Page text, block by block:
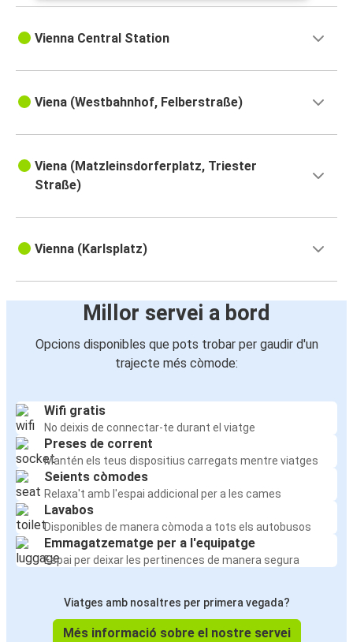
Vienna Central Station
Viena (Westbahnhof, Felberstraße)
Viena (Matzleinsdorferplatz, Triester
Straße)
Vienna (Karlsplatz)
Millor servei a bord
Opcions disponibles que pots trobar per gaudir d'un
trajecte més còmode:
Wifi gratis
No deixis de connectar-te durant el viatge
Preses de corrent
Mantén els teus dispositius carregats mentre viatges
Seients còmodes
Relaxa't amb l'espai addicional per a les cames
Lavabos
Disponibles de manera còmoda a tots els autobusos
Emmagatzematge per a l'equipatge
Espai per deixar les pertinences de manera segura
Viatges amb nosaltres per primera vegada?
Més informació sobre el nostre servei